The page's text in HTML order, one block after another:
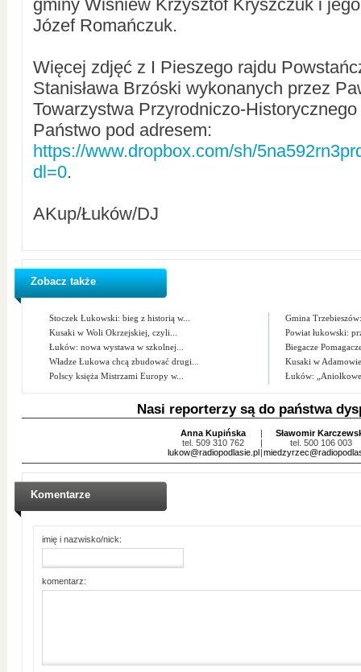
gminy Wiśniew Krzysztof Kryszczuk i
Józef Romańczuk.
Więcej zdjęć z I Pieszego rajdu
Stanisława Brzóski wykonanych przez
Towarzystwa Przyrodniczo-
Państwo pod adresem:
https://www.dropbox.com/sh/
dl=0.
AKup/Łuków/DJ
Zobacz także
Stoczek Łukowski: bieg z historią w...
Gmina
Kusaki w Woli Okrzejskiej, czyli...
Powiat łukowski:
Łuków: nowa wystawa w szkolnej...
Biegacze
Władze Łukowa chcą zbudować drugi...
Kusaki w Adamowie
Polscy księża Mistrzami Europy w...
Łuków:
Nasi reporterzy są do państwa
Anna Kupińska
tel. 509 310 762
lukow@radiopodlasie.pl
|
|
|
Sławomir
tel. 500 106 003
Komentarze
imię i nazwisko/nick:
komentarz: